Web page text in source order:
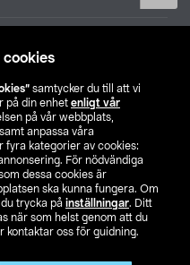
cookies
samtycker du till att vi
på din enhet enligt vår
på vår webbplats,
anpassa våra
fyra kategorier av cookies:
För nödvändiga
dessa cookies är
ska kunna fungera. Om
trycka på inställningar. Ditt
när som helst genom att du
kontaktar oss för guidning.
FI